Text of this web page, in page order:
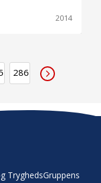
2014
286
TryghedsGruppens